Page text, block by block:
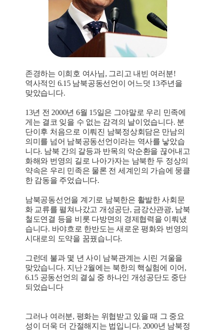
존경하는 이희호 여사님, 그리고 내빈 여러분!
역사적인 6.15 남북공동선언이 어느덧 13주년을
맞았습니다.
13년 전 2000년 6월 15일은 그야말로 우리 민족에
게는 결코 잊을 수 없는 감격의 날이었습니다. 분
단이후 처음으로 이뤄진 남북정상회담은 만남의
의미를 넘어 남북공동선언이라는 역사를 낳았습
니다. 남북 간의 갈등과 반목의 악순환을 끊어내고
화해와 번영의 길로 나아가자는 남북한 두 정상의
약속은 우리 민족은 물론 전 세계인의 가슴에 뭉클
한 감동을 주었습니다.
남북공동선언을 계기로 남북한은 활발한 사회문
화 교류를 펼쳐나갔고 개성공단, 금강산관광, 남북
철도연결 등을 비롯 다방면의 경제협력을 이뤄냈
습니다. 바야흐로 한반도는 새로운 평화와 번영의
시대로의 도약을 꿈꿨습니다.
그런데 불과 몇 년 사이 남북관계는 시린 겨울을
맞았습니다. 지난 2월에는 북한의 핵실험에 이어,
6.15 공동선언의 결실 중 하나인 개성공단도 중단
되었습니다
그러나 여러분, 평화는 위협받고 있을 때 그 중요
성이 더욱 더 간절해지는 법입니다. 2000년 남북정